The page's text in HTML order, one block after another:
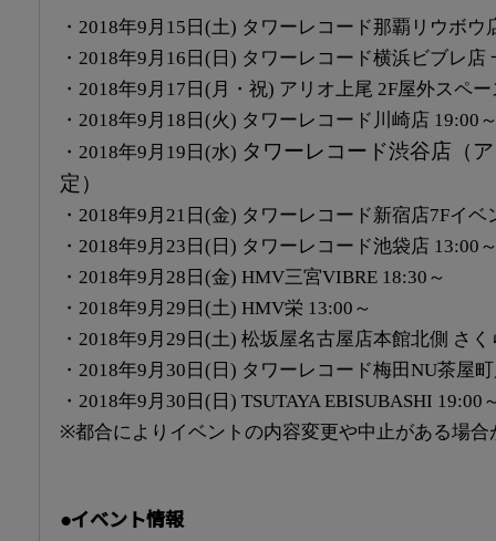
・2018年9月15日(土) タワーレコード那覇リウボウ
・2018年9月16日(日) タワーレコード横浜ビブレ店
・2018年9月17日(月・祝) アリオ上尾 2F屋外スペ
・2018年9月18日(火) タワーレコード川崎店 19:00
・2018年9月19日(水) タワーレコード渋谷店（
定）
・2018年9月21日(金) タワーレコード新宿店7Fイ
・2018年9月23日(日) タワーレコード池袋店 13:00
・2018年9月28日(金) HMV三宮VIBRE 18:30～
・2018年9月29日(土) HMV栄 13:00～
・2018年9月29日(土) 松坂屋名古屋店本館北側 さ
・2018年9月30日(日) タワーレコード梅田NU茶屋
・2018年9月30日(日) TSUTAYA EBISUBASHI 19:00
※都合によりイベントの内容変更や中止がある場合
●イベント情報